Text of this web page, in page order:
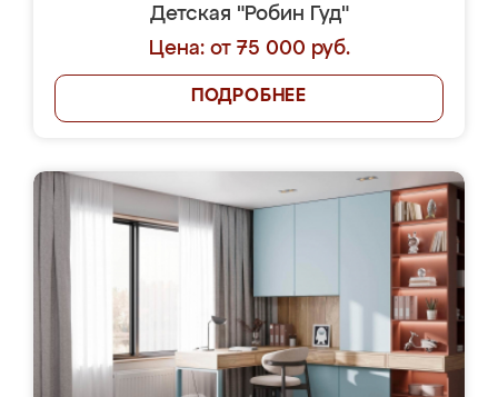
Детская "Робин Гуд"
Цена: от 75 000 руб.
ПОДРОБНЕЕ